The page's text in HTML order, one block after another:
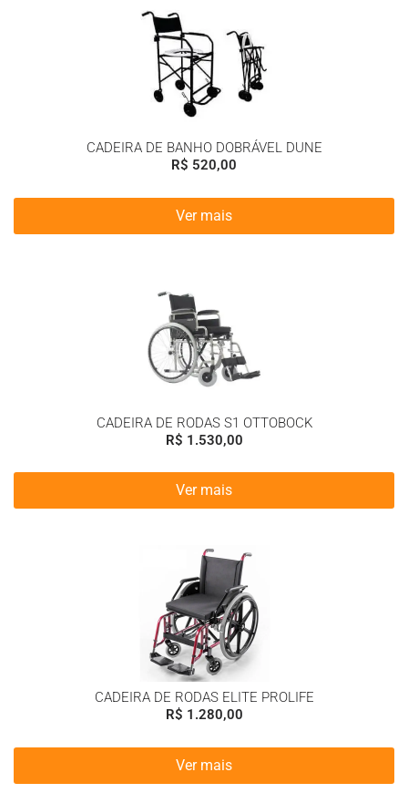
CADEIRA DE BANHO DOBRÁVEL DUNE
R$ 520,00
Ver mais
CADEIRA DE RODAS S1 OTTOBOCK
R$ 1.530,00
Ver mais
CADEIRA DE RODAS ELITE PROLIFE
R$ 1.280,00
Ver mais